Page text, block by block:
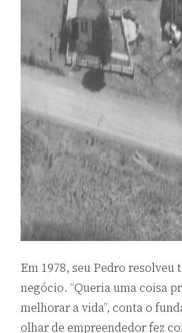
Em 1978, seu Pedro resolveu
negócio. “Queria uma coisa
melhorar a vida”, conta o
olhar de empreendedor fez